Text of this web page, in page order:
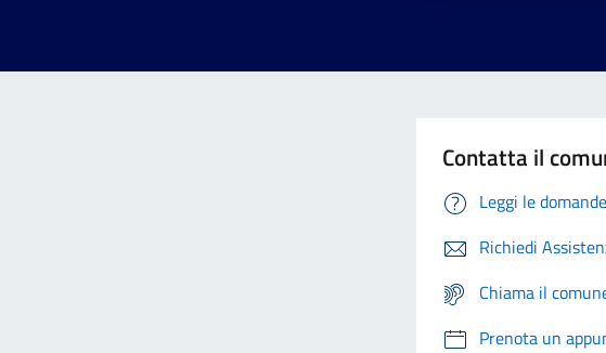
Contatta il
Leggi le
Richiedi
Chiama il
Prenota un